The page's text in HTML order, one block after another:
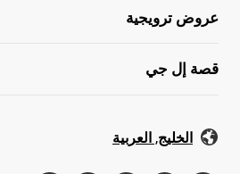
عروض ترويجية
قصة إل جي
الخليج, العربية